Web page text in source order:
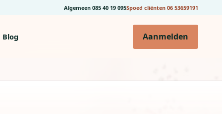
Algemeen 085 40 19 095Spoed cliënten 06 53659191
Blog Aanmelden